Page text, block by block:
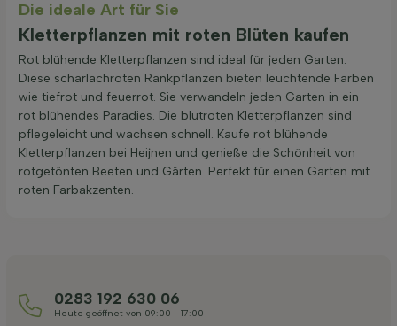
Die ideale Art für Sie
Kletterpflanzen mit roten Blüten kaufen
Rot blühende Kletterpflanzen sind ideal für jeden Garten.
Diese scharlachroten Rankpflanzen bieten leuchtende Farben
wie tiefrot und feuerrot. Sie verwandeln jeden Garten in ein
rot blühendes Paradies. Die blutroten Kletterpflanzen sind
pflegeleicht und wachsen schnell. Kaufe rot blühende
Kletterpflanzen bei Heijnen und genieße die Schönheit von
rotgetönten Beeten und Gärten. Perfekt für einen Garten mit
roten Farbakzenten.
0283 192 630 06
Heute geöffnet von 09:00 - 17:00